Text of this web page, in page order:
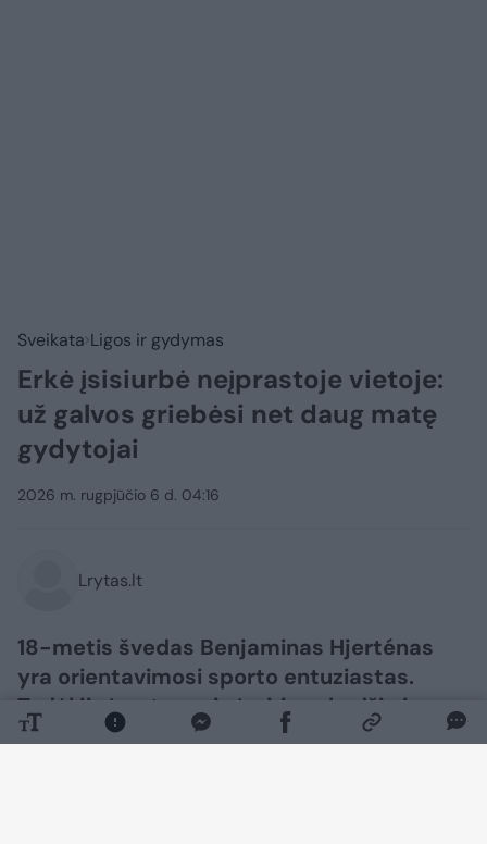
Sveikata Ligos ir gydymas
Erkė įsisiurbė neįprastoje vietoje:
už galvos griebėsi net daug matę
gydytojai
2026 m. rugpjūčio 6 d. 04:16
Lrytas.lt
18-metis švedas Benjaminas Hjerténas
yra orientavimosi sporto entuziastas.
Todėl jis įpratęs prie įvairių vabzdžių ir
parazitų. Tačiau vaikinui erkė įsisiurbė